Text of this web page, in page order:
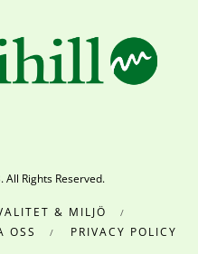
All Rights Reserved.
& MILJÖ
OSS PRIVACY POLICY